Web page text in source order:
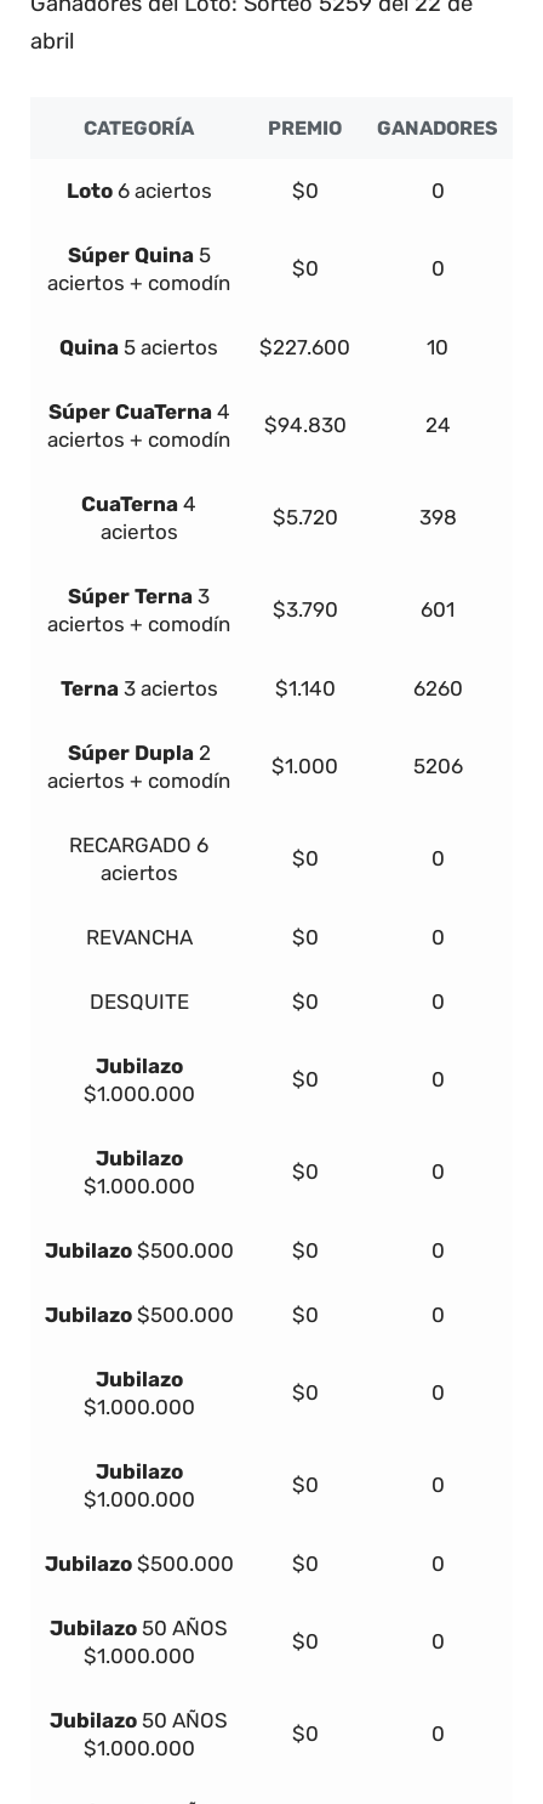
abril
CATEGORÍA PREMIO GANADORES
Loto 6 aciertos $0 0
Súper Quina 5
aciertos + comodín
$0 0
Quina 5 aciertos $227.600 10
Súper CuaTerna 4
aciertos + comodín
$94.830 24
CuaTerna 4
aciertos
$5.720 398
Súper Terna 3
aciertos + comodín
$3.790 601
Terna 3 aciertos $1.140 6260
Súper Dupla 2
aciertos + comodín
$1.000 5206
RECARGADO 6
aciertos
$0 0
REVANCHA $0 0
DESQUITE $0 0
Jubilazo
$1.000.000
$0 0
Jubilazo
$1.000.000
$0 0
Jubilazo $500.000 $0 0
Jubilazo $500.000 $0 0
Jubilazo
$1.000.000
$0 0
Jubilazo
$1.000.000
$0 0
Jubilazo $500.000 $0 0
Jubilazo 50 AÑOS
$1.000.000
$0 0
Jubilazo 50 AÑOS
$1.000.000
$0 0